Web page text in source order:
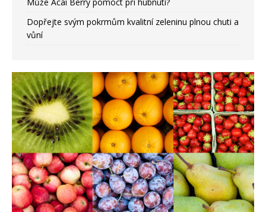
Dopřejte svým pokrmům kvalitní zeleninu plnou chuti a
vůní